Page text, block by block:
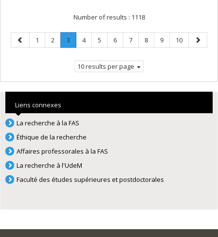
Number of results : 1118
Previous
page
Page
1 Page
2 Page
3
Current
Page
4 Page
5 Page
6 Page
7 Page
8 Page
9 Page
10
Next
page
10 results per page
Liens connexes
La recherche à la FAS
Éthique de la recherche
Affaires professorales à la FAS
La recherche à l'UdeM
Faculté des études supérieures et postdoctorales